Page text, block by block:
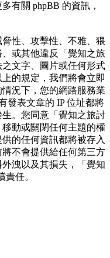
有關 phpBB 的資訊，
性、攻擊性、不雅、猥
或其他違反「覺知之旅
文字、圖片或任何形式
的規定，我們將會立即
況下，您的網路服務業
發表文章的 IP 位址都將
。您同意「覺知之旅討
動或關閉任何主題的權
的任何資訊都將被存入
不會提供給任何第三方
洩以及其損失，「覺知
任。